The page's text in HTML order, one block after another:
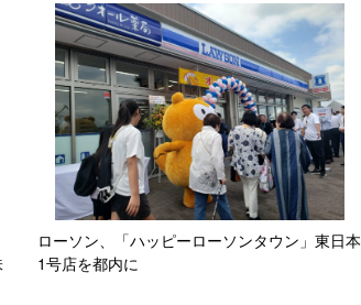
ローソン、「ハッピーローソンタウン」東日本
1号店を都内に